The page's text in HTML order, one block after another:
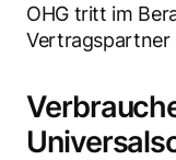
OHG tritt im
Vertragspartner